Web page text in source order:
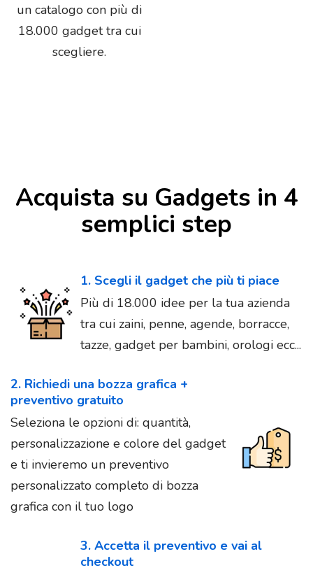
un catalogo con più di
18.000 gadget tra cui
scegliere.
Acquista su Gadgets in 4
semplici step
1. Scegli il gadget che più ti piace
Più di 18.000 idee per la tua azienda
tra cui zaini, penne, agende, borracce,
tazze, gadget per bambini, orologi ecc...
2. Richiedi una bozza grafica +
preventivo gratuito
Seleziona le opzioni di: quantità,
personalizzazione e colore del gadget
e ti invieremo un preventivo
personalizzato completo di bozza
grafica con il tuo logo
3. Accetta il preventivo e vai al
checkout